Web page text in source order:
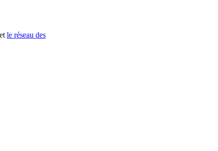
et le réseau des